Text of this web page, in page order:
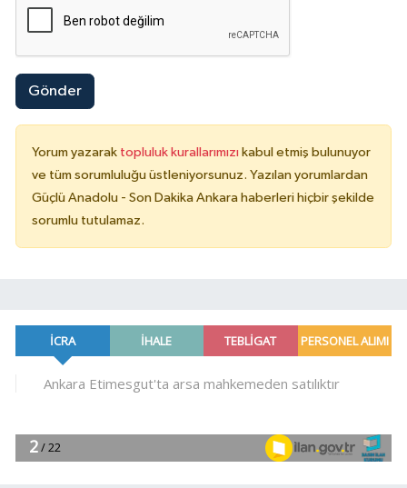
Gönder
Yorum yazarak topluluk kurallarımızı kabul etmiş bulunuyor
ve tüm sorumluluğu üstleniyorsunuz. Yazılan yorumlardan
Güçlü Anadolu - Son Dakika Ankara haberleri hiçbir şekilde
sorumlu tutulamaz.